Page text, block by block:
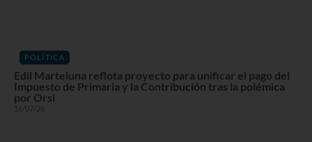
POLÍTICA
Edil Marteluna reflota proyecto para unificar el pago del
Impuesto de Primaria y la Contribución tras la polémica
por Orsi
16/07/26